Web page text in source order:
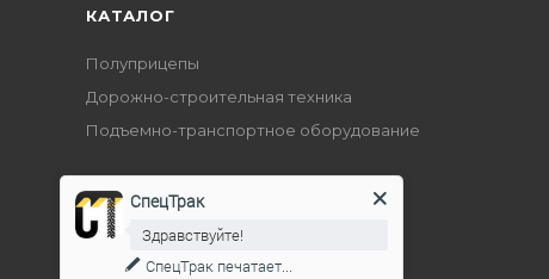
КАТАЛОГ
Полуприцепы
Дорожно-строительная техника
Подъемно-транспортное оборудование
СпецТрак
Здравствуйте!
СпецТрак печатает...